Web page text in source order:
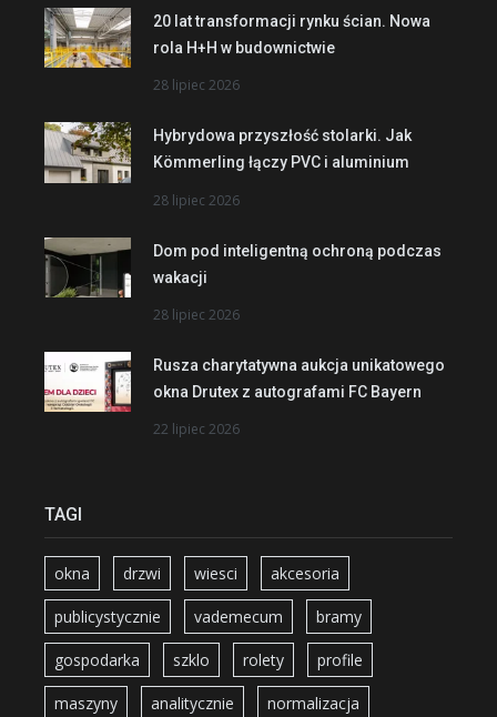
20 lat transformacji rynku ścian. Nowa
rola H+H w budownictwie
28 lipiec 2026
Hybrydowa przyszłość stolarki. Jak
Kömmerling łączy PVC i aluminium
28 lipiec 2026
Dom pod inteligentną ochroną podczas
wakacji
28 lipiec 2026
Rusza charytatywna aukcja unikatowego
okna Drutex z autografami FC Bayern
22 lipiec 2026
TAGI
okna drzwi wiesci akcesoria
publicystycznie vademecum bramy
gospodarka szklo rolety profile
maszyny analitycznie normalizacja